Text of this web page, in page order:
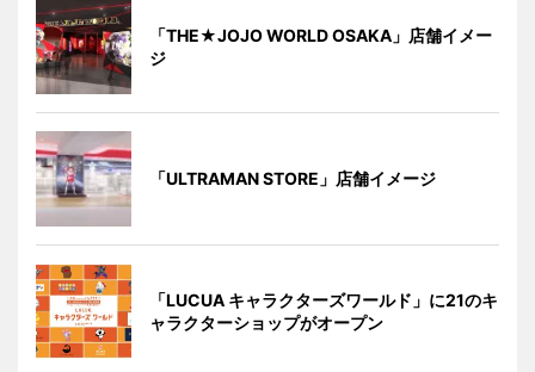
「THE★JOJO WORLD OSAKA」店舗イメー
ジ
「ULTRAMAN STORE」店舗イメージ
「LUCUA キャラクターズワールド」に21のキ
ャラクターショップがオープン